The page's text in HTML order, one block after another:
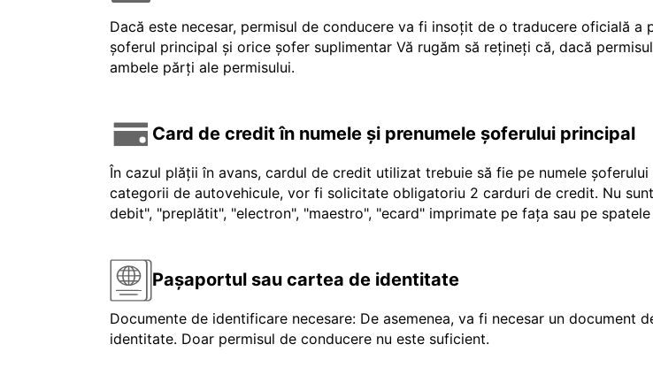
Dacă este necesar, permisul de conducere va fi insoțit de o traducere oficială
șoferul principal și orice șofer suplimentar Vă rugăm să rețineți că, dacă
ambele părți ale permisului.
Card de credit în numele și prenumele șoferului principal
În cazul plății în avans, cardul de credit utilizat trebuie să fie pe numele
categorii de autovehicule, vor fi solicitate obligatoriu 2 carduri de credit. Nu
debit", "preplătit", "electron", "maestro", "ecard" imprimate pe fața sau pe
Pașaportul sau cartea de identitate
Documente de identificare necesare: De asemenea, va fi necesar un
identitate. Doar permisul de conducere nu este suficient.